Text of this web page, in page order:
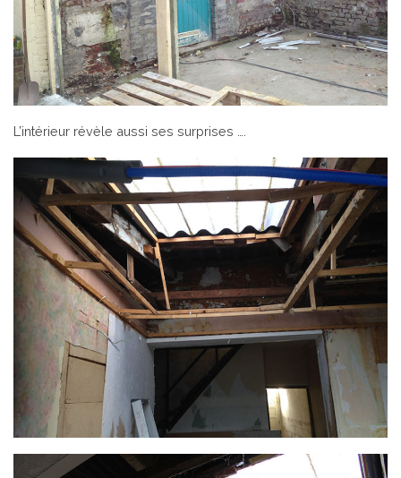
L’intérieur révèle aussi ses surprises ….